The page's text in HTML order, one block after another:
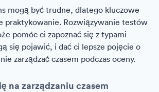
mogą być trudne, dlatego kluczowe
praktykowanie. Rozwiązywanie testów
pomóc ci zapoznać się z typami
się pojawić, i dać ci lepsze pojęcie o
zarządzać czasem podczas oceny.
na zarządzaniu czasem